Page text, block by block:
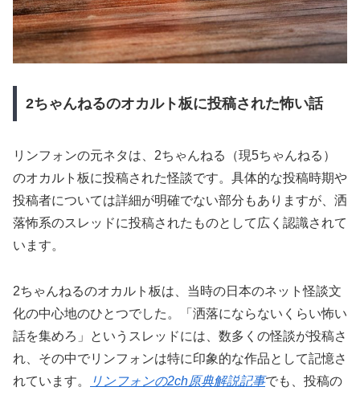
2ちゃんねるのオカルト板に投稿された怖い話
リンフォンの元ネタは、2ちゃんねる（現5ちゃんねる）
のオカルト板に投稿された怪談です。具体的な投稿時期や
投稿者については詳細が明確でない部分もありますが、洒
落怖系のスレッドに投稿されたものとして広く認識されて
います。
2ちゃんねるのオカルト板は、当時の日本のネット怪談文
化の中心地のひとつでした。「洒落にならないくらい怖い
話を集めろ」というスレッドには、数多くの怪談が投稿さ
れ、その中でリンフォンは特に印象的な作品として記憶さ
れています。
リンフォンの2ch原典解説記事でも、投稿の